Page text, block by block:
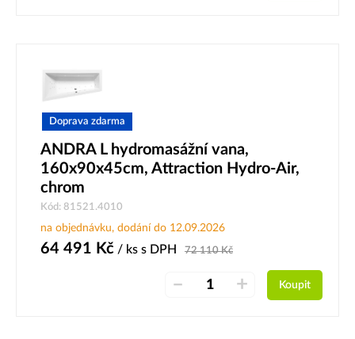
Doprava zdarma
ANDRA L hydromasážní vana,
160x90x45cm, Attraction Hydro-Air,
chrom
Kód: 81521.4010
na objednávku, dodání do 12.09.2026
64 491 Kč / ks s DPH 72 110Kč
– + Koupit